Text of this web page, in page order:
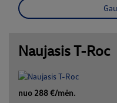
Naujasis T-Roc
nuo 288 €/mėn.